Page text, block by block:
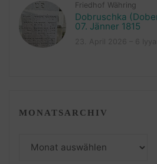
Friedhof Währing
Dobruschka
07. Jänner 1815
MONATSARCHIV
Monatsarchiv